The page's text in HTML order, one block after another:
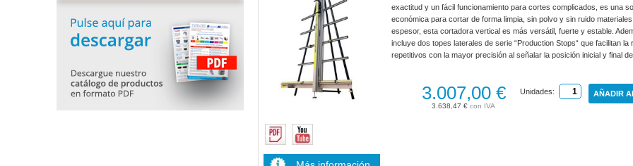
exactitud y un fácil funcionamiento para cortes complicados, es una
económica para cortar de forma limpia, sin polvo y sin ruido
espesor, esta cortadora vertical es más versátil, fuerte y estable.
incluye dos topes laterales de serie “Production Stops“ que facilitan la
repetitivos con la mayor precisión al señalar la posición inicial y final de
3.638,47 €
3.007,00 € Unidades: AÑADIR